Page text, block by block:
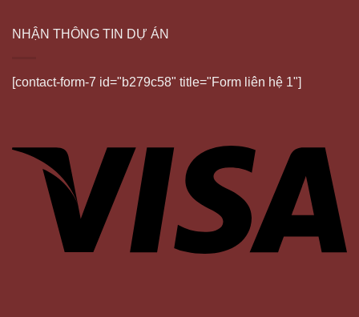
NHẬN THÔNG TIN DỰ ÁN
[contact-form-7 id="b279c58" title="Form liên hệ 1"]